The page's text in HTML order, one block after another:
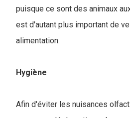
puisque ce sont des animaux
est d'autant plus important de
alimentation.
Hygiène
Afin d'éviter les nuisances